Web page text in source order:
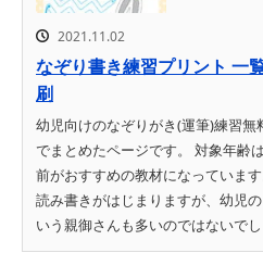
2021.11.02
なぞり書き練習プリント 一
刷
幼児向けのなぞりがき(運筆)練習
でまとめたページです。 対象年齢
前がおすすめの教材になっていま
読み書きがはじまりますが、幼児
いう親御さんも多いのではないで